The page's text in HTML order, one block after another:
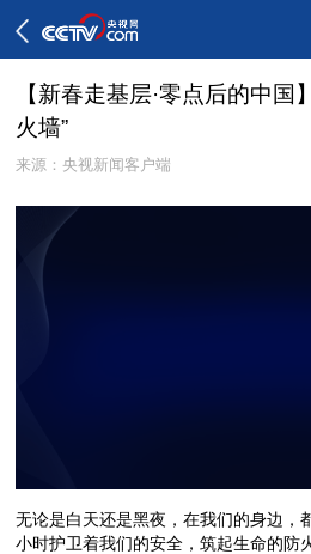
【新春走基层·零点后的中国
火墙”
来源：央视新闻客户端
无论是白天还是黑夜，在我们的身边，
小时护卫着我们的安全，筑起生命的防